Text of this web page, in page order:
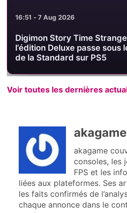
16:51 - 7 Aug 2026
Digimon Story Time
l’édition Deluxe passe sous
de la Standard sur PS5
Voir toutes les dernières
akagame
akagame
consoles, les
FPS et les
liées aux plateformes. Ses
les faits confirmés de
chaque annonce dans le